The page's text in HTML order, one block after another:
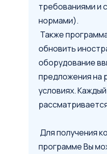
требованиями и
нормами).
Также
обновить
оборудование
предложения на
условиях.
Для получения
программе Вы